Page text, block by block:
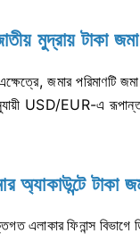
মুদ্রায় টাকা
জমার পরিমাণটি
USD/EUR-এ
অ্যাকাউন্টে টাকা
এলাকার ফিনান্স বিভাগে